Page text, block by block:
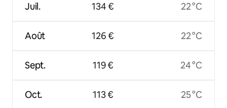
Juil.
Août
Sept.
Oct.
134 €
126 €
119 €
113 €
22 °C
22 °C
24 °C
25 °C